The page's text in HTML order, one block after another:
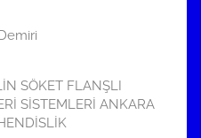
SÖKET FLANŞLI
SİSTEMLERİ ANKARA